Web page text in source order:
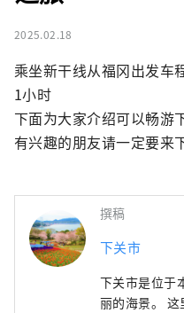
2025.02.18
乘坐新干线从福冈出发车
1小时
下面为大家介绍可以畅游
有兴趣的朋友请一定要来
撰稿
下关市
下关市是位于
丽的海景。 这